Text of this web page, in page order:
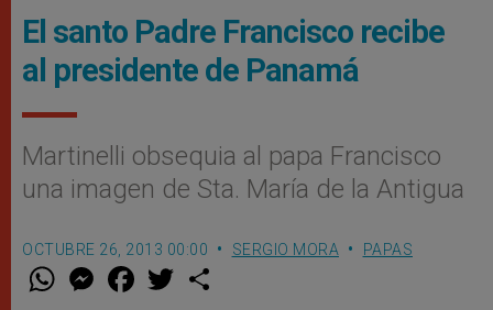
El santo Padre Francisco recibe
al presidente de Panamá
Martinelli obsequia al papa Francisco
una imagen de Sta. María de la Antigua
OCTUBRE 26, 2013 00:00 SERGIO MORA PAPAS
W M
e
F
a w